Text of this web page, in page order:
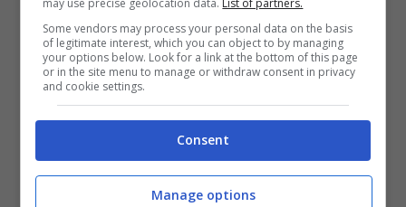
Scegli la posizione, non la distanza. Meglio
un drive da 200 metri sulfairwayche 250 nel
rough. La potenzasenzacontrollonon fa
punteggio.
Disegna il tuo “cono di dispersione”. Mira a
zone ampie, accetta il margine. Centro
may use precise geolocation data. List of partners.
Some vendors may process your personal data on the basis
of legitimate interest, which you can object to by managing
your options below. Look for a link at the bottom of this page
or in the site menu to manage or withdraw consent in privacy
and cookie settings.
Consent
Manage options